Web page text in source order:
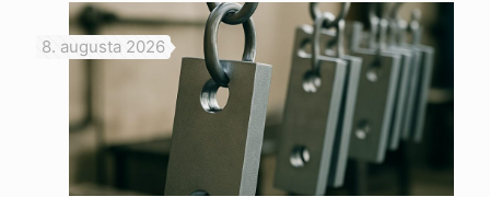
8. augusta 2026